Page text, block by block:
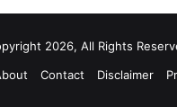
था
पेट्रोल
2026, All Rights
Contact Disclaimer